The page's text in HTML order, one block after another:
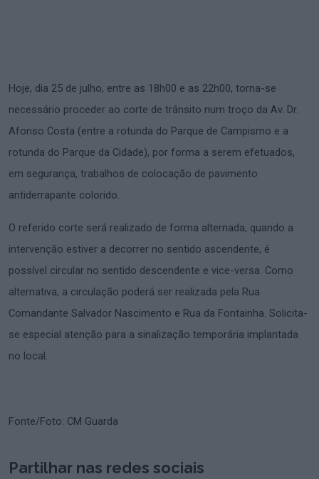
Hoje, dia 25 de julho, entre as 18h00 e as 22h00, torna-se
necessário proceder ao corte de trânsito num troço da Av. Dr.
Afonso Costa (entre a rotunda do Parque de Campismo e a
rotunda do Parque da Cidade), por forma a serem efetuados,
em segurança, trabalhos de colocação de pavimento
antiderrapante colorido.
O referido corte será realizado de forma alternada, quando a
intervenção estiver a decorrer no sentido ascendente, é
possível circular no sentido descendente e vice-versa. Como
alternativa, a circulação poderá ser realizada pela Rua
Comandante Salvador Nascimento e Rua da Fontainha. Solicita-
se especial atenção para a sinalização temporária implantada
no local.
Fonte/Foto: CM Guarda
Partilhar nas redes sociais